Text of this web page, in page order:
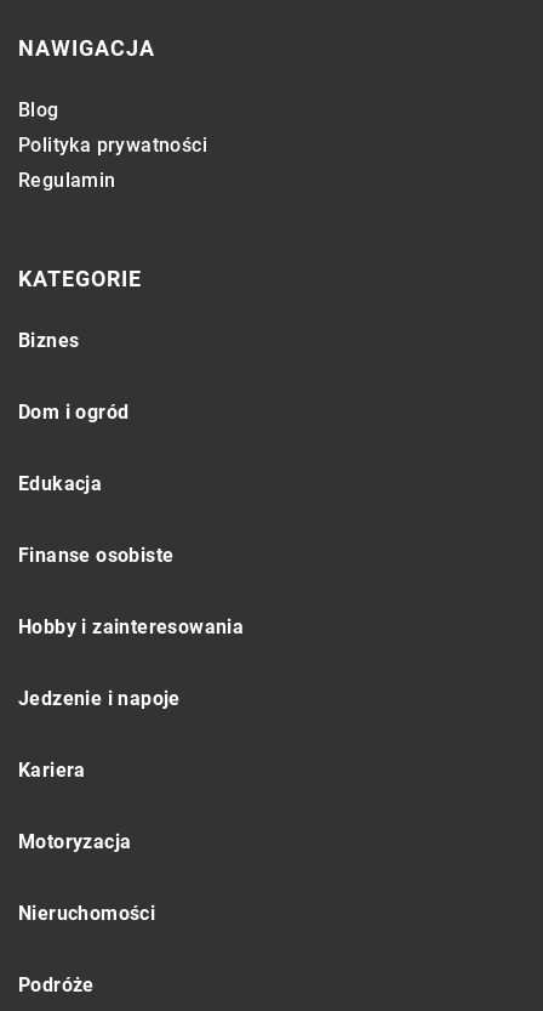
NAWIGACJA
Blog
Polityka prywatności
Regulamin
KATEGORIE
Biznes
Dom i ogród
Edukacja
Finanse osobiste
Hobby i zainteresowania
Jedzenie i napoje
Kariera
Motoryzacja
Nieruchomości
Podróże